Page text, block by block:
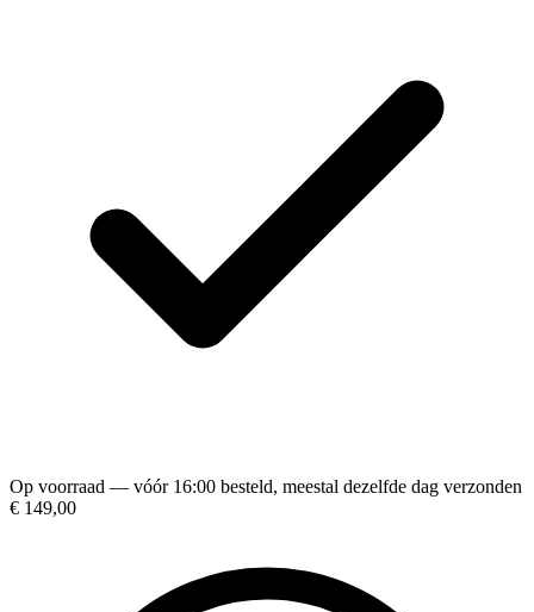
Op voorraad — vóór 16:00 besteld, meestal dezelfde dag verzonden
€ 149,00